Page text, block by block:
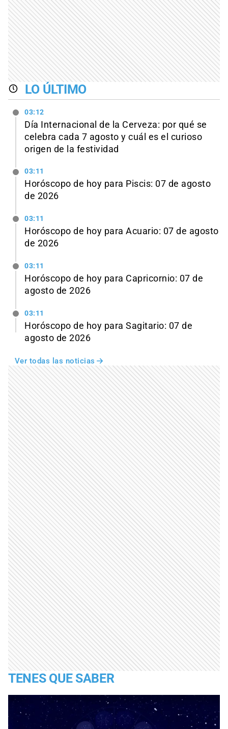
LO ÚLTIMO
03:12
Día Internacional de la Cerveza: por qué se
celebra cada 7 agosto y cuál es el curioso
origen de la festividad
03:11
Horóscopo de hoy para Piscis: 07 de agosto
de 2026
03:11
Horóscopo de hoy para Acuario: 07 de agosto
de 2026
03:11
Horóscopo de hoy para Capricornio: 07 de
agosto de 2026
03:11
Horóscopo de hoy para Sagitario: 07 de
agosto de 2026
Ver todas las noticias
TENES QUE SABER